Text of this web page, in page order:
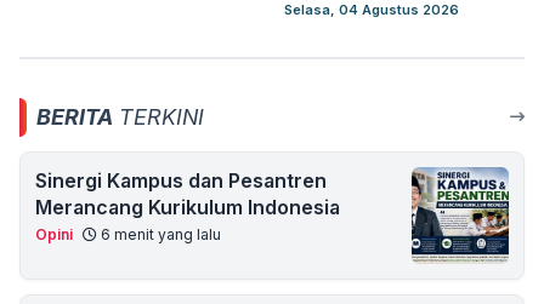
Selasa, 04 Agustus 2026
BERITA TERKINI
Sinergi Kampus dan Pesantren
Merancang Kurikulum Indonesia
Opini 6 menit yang lalu